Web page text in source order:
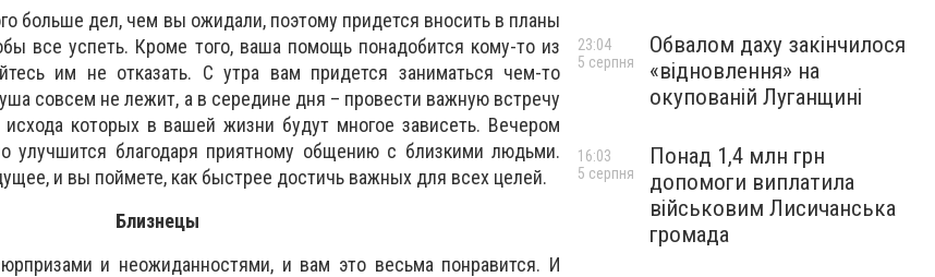
больше дел, чем вы ожидали, поэтому придется вносить в планы
все успеть. Кроме того, ваша помощь понадобится кому-то из
им не отказать. С утра вам придется заниматься чем-то
совсем не лежит, а в середине дня – провести важную встречу
которых в вашей жизни будут многое зависеть. Вечером
улучшится благодаря приятному общению с близкими людьми.
и вы поймете, как быстрее достичь важных для всех целей.
Близнецы
и неожиданностями, и вам это весьма понравится. И
Обвалом даху закінчилося
«відновлення» на
окупованій Луганщині
23:04
5 серпня
Понад 1,4 млн грн
допомоги виплатила
військовим Лисичанська
громада
16:03
5 серпня